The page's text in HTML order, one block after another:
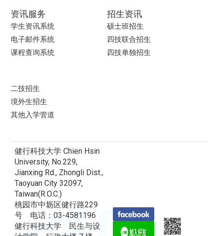
资讯服务
学生资讯系统
电子邮件系统
课程查询系统
招生资讯
硕士班招生
四技联合招生
四技单独招生
二技招生
境外生招生
其他入学管道
健行科技大学 Chien Hsin
University, No.229,
Jianxing Rd., Zhongli Dist.,
Taoyuan City 32097,
Taiwan(R.O.C.)
桃园市中坜区健行路229
号 电话：03-4581196
健行科技大学 民生与设